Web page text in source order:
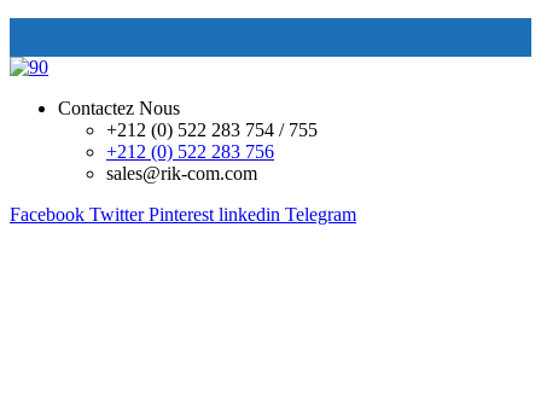
Contactez Nous
+212 (0) 522 283 754 / 755
+212 (0) 522 283 756
sales@rik-com.com
Facebook Twitter Pinterest linkedin Telegram